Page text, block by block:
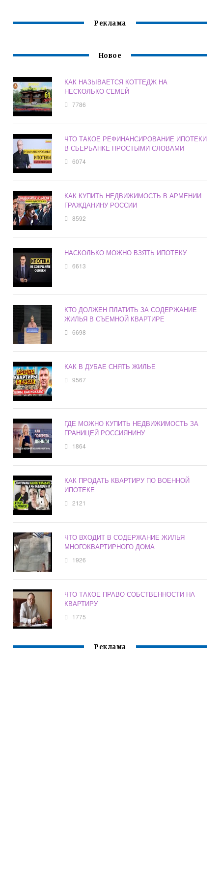
Реклама
Новое
КАК НАЗЫВАЕТСЯ КОТТЕДЖ НА
НЕСКОЛЬКО СЕМЕЙ
7786
ЧТО ТАКОЕ РЕФИНАНСИРОВАНИЕ ИПОТЕКИ
В СБЕРБАНКЕ ПРОСТЫМИ СЛОВАМИ
6074
КАК КУПИТЬ НЕДВИЖИМОСТЬ В АРМЕНИИ
ГРАЖДАНИНУ РОССИИ
8592
НАСКОЛЬКО МОЖНО ВЗЯТЬ ИПОТЕКУ
6613
КТО ДОЛЖЕН ПЛАТИТЬ ЗА СОДЕРЖАНИЕ
ЖИЛЬЯ В СЪЕМНОЙ КВАРТИРЕ
6698
КАК В ДУБАЕ СНЯТЬ ЖИЛЬЕ
9567
ГДЕ МОЖНО КУПИТЬ НЕДВИЖИМОСТЬ ЗА
ГРАНИЦЕЙ РОССИЯНИНУ
1864
КАК ПРОДАТЬ КВАРТИРУ ПО ВОЕННОЙ
ИПОТЕКЕ
2121
ЧТО ВХОДИТ В СОДЕРЖАНИЕ ЖИЛЬЯ
МНОГОКВАРТИРНОГО ДОМА
1926
ЧТО ТАКОЕ ПРАВО СОБСТВЕННОСТИ НА
КВАРТИРУ
1775
Реклама